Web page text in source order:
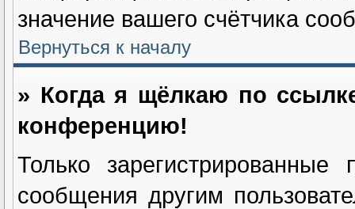
значение вашего счётчика
Вернуться к началу
» Когда я щёлкаю по
конференцию!
Только зарегистрированные
сообщения другим